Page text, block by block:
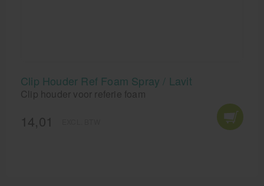
Clip Houder Ref Foam Spray / Lavit
Clip houder voor referie foam
14,01